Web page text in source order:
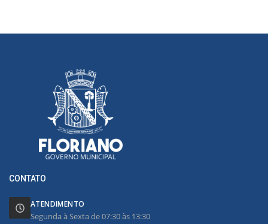
CONTATO
ATENDIMENTO
Segunda à Sexta de 07:30 às 13:30